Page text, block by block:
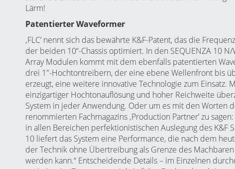
Lärm!
Patentierter Waveformer
‚FLC’ nennt sich das bewährte K&F-Patent, das die
der beiden 10“-Chassis optimiert. In den SEQUENZA 10 N/
Array Modulen kommt mit dem ebenfalls patentierten
drei 1″-Hochtontreibern, der eine ebene Wellenfront bis
erzeugt, eine weitere innovative Technologie zum Einsatz.
einzigartiger Hochtonauflösung und hoher Reichweite
System in jeder Anwendung. Oder um es mit den Worten
renommierten Fachmagazins ‚Production Partner’ zu
in allen Bereichen perfektionistischen Auslegung des K&F
10 liefert das System eine Performance, die nach dem
der Technik ohne Übertreibung als Grenze des
werden kann.“ Entscheidende Details – im Einzelnen